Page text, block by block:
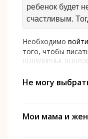
ребенок будет
счастливым.
Необходимо войти
того, чтобы
ПОПУЛЯРНЫЕ
Не могу
Мои мама и